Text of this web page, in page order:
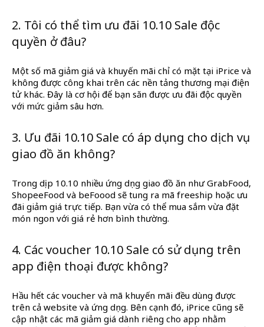
2. Tôi có thể tìm ưu đãi 10.10 Sale độc
quyền ở đâu?
Một số mã giảm giá và khuyến mãi chỉ có mặt tại iPrice và
không được công khai trên các nền tảng thương mại điện
tử khác. Đây là cơ hội để bạn săn được ưu đãi độc quyền
với mức giảm sâu hơn.
3. Ưu đãi 10.10 Sale có áp dụng cho dịch vụ
giao đồ ăn không?
Trong dịp 10.10 nhiều ứng dụng giao đồ ăn như GrabFood,
ShopeeFood và beFoood sẽ tung ra mã freeship hoặc ưu
đãi giảm giá trực tiếp. Bạn vừa có thể mua sắm vừa đặt
món ngon với giá rẻ hơn bình thường.
4. Các voucher 10.10 Sale có sử dụng trên
app điện thoại được không?
Hầu hết các voucher và mã khuyến mãi đều dùng được
trên cả website và ứng dụng. Bên cạnh đó, iPrice cũng sẽ
cập nhật các mã giảm giá dành riêng cho app nhằm